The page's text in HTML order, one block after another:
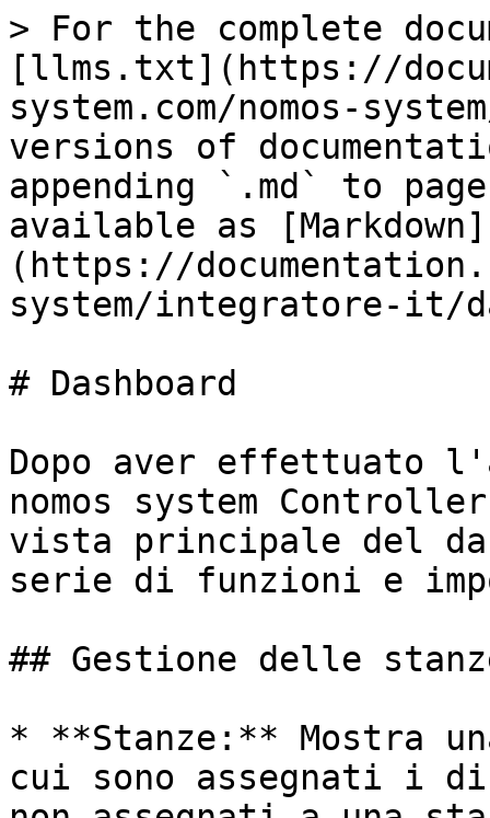
> For the complete
[llms.txt](https://
system.com/nomos-
versions of
appending `.md` to
available as [Markdown]
(https://
system/integratore-it/
# Dashboard
Dopo aver effettuato
nomos system
vista principale del
serie di funzioni e
## Gestione delle
* **Stanze:** Mostra
cui sono assegnati i